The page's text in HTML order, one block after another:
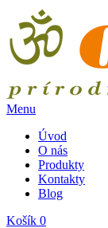
Menu
Úvod
O nás
Produkty
Kontakty
Blog
Košík 0